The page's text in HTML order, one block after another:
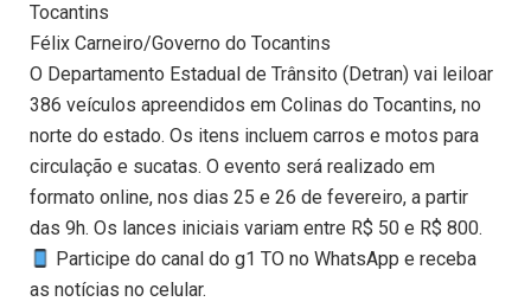
Tocantins
Félix Carneiro/Governo do Tocantins
O Departamento Estadual de Trânsito (Detran) vai leiloar
386 veículos apreendidos em Colinas do Tocantins, no
norte do estado. Os itens incluem carros e motos para
circulação e sucatas. O evento será realizado em
formato online, nos dias 25 e 26 de fevereiro, a partir
das 9h. Os lances iniciais variam entre R$ 50 e R$ 800.
Participe do canal do g1 TO no WhatsApp e receba
as notícias no celular.